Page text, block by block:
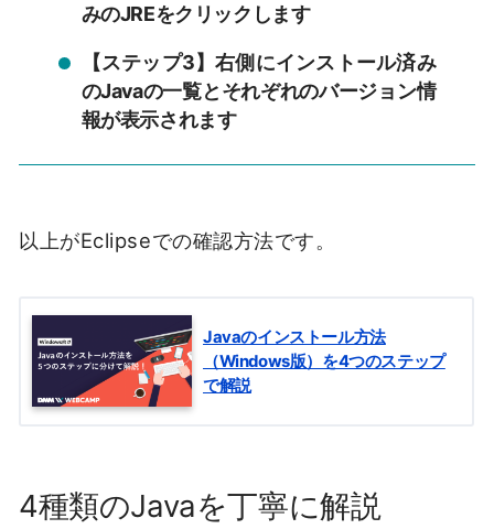
みのJREをクリックします
【ステップ3】右側にインストール済み
のJavaの一覧とそれぞれのバージョン情
報が表示されます
以上がEclipseでの確認方法です。
Javaのインストール方法
（Windows版）を4つのステップ
で解説
4種類のJavaを丁寧に解説